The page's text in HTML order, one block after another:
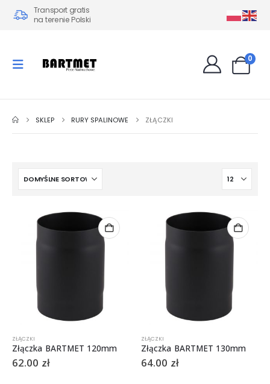
Transport gratis
na terenie Polski
0
SKLEP RURY SPALINOWE ZŁĄCZKI
ZŁĄCZKI
Złączka BARTMET 120mm
62.00 zł
ZŁĄCZKI
Złączka BARTMET 130mm
64.00 zł